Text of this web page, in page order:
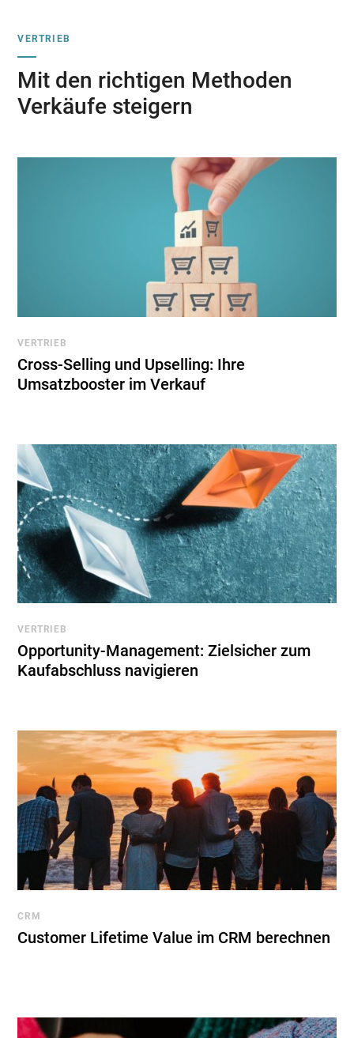
VERTRIEB
Mit den richtigen Methoden
Verkäufe steigern
VERTRIEB
Cross-Selling und Upselling: Ihre
Umsatzbooster im Verkauf
VERTRIEB
Opportunity-Management: Zielsicher zum
Kaufabschluss navigieren
CRM
Customer Lifetime Value im CRM berechnen